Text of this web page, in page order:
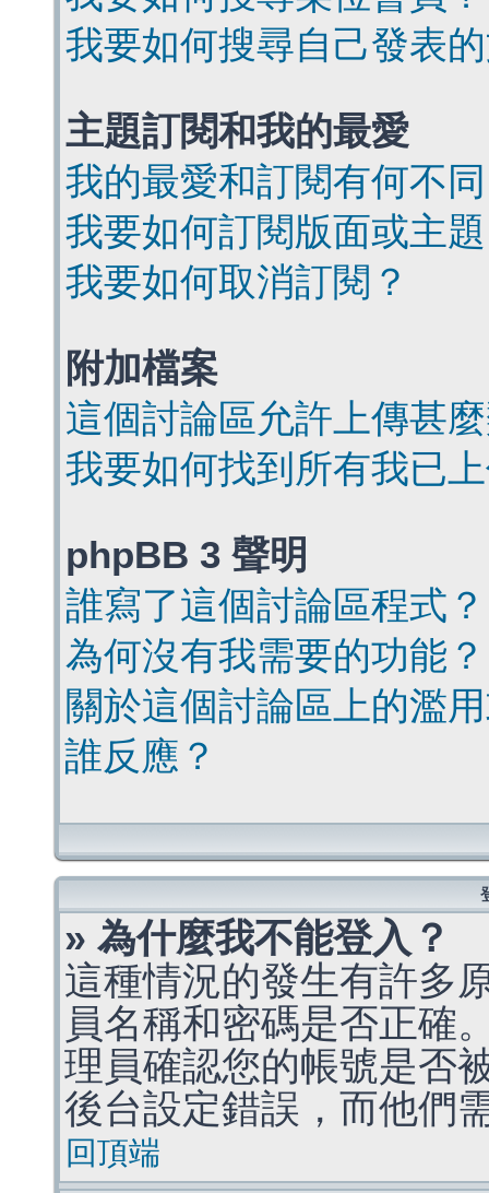
我要如何搜尋自己發表
主題訂閱和我的最愛
我的最愛和訂閱有何不
我要如何訂閱版面或主
我要如何取消訂閱？
附加檔案
這個討論區允許上傳甚
我要如何找到所有我已
phpBB 3 聲明
誰寫了這個討論區程式？
為何沒有我需要的功能？
關於這個討論區上的濫
誰反應？
» 為什麼我不能登入？
這種情況的發生有許多
員名稱和密碼是否正確
理員確認您的帳號是否
後台設定錯誤，而他們
回頂端